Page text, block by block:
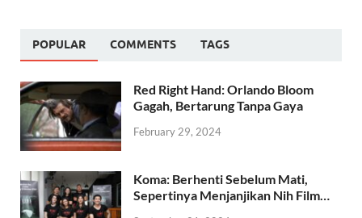
POPULAR COMMENTS TAGS
Red Right Hand: Orlando Bloom
Gagah, Bertarung Tanpa Gaya
February 29, 2024
Koma: Berhenti Sebelum Mati,
Sepertinya Menjanjikan Nih Film…